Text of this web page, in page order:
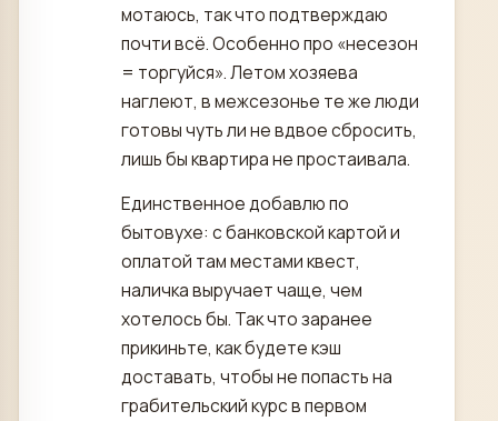
мотаюсь, так что подтверждаю
почти всё. Особенно про «несезон
= торгуйся». Летом хозяева
наглеют, в межсезонье те же люди
готовы чуть ли не вдвое сбросить,
лишь бы квартира не простаивала.
Единственное добавлю по
бытовухе: с банковской картой и
оплатой там местами квест,
наличка выручает чаще, чем
хотелось бы. Так что заранее
прикиньте, как будете кэш
доставать, чтобы не попасть на
грабительский курс в первом